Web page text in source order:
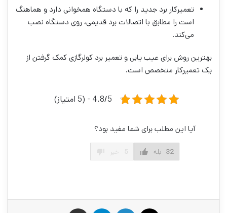
تعمیرکار برد جدید را که با دستگاه همخوانی دارد و هماهنگ
است را مطابق با اتصالات برد قدیمی، روی دستگاه نصب
می‌کند.
بهترین روش برای عیب یابی و تعمیر برد کولرگازی کمک گرفتن از
یک تعمیرکار متخصص است.
4.8/5 - (5 امتیاز)
آیا این مطلب برای شما مفید بود؟
بله 32
لینکدین تلگرام